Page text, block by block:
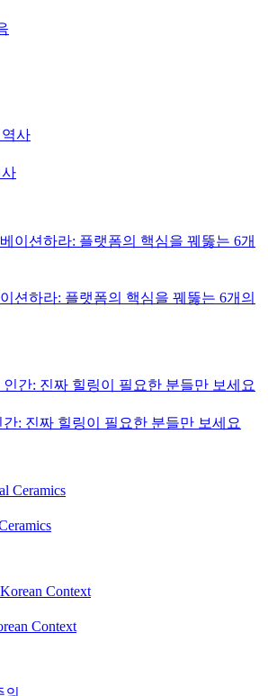
션하라: 플랫폼의 핵심을 꿰뚫는 6개의
: 진짜 힐링이 필요한 분들만 보세요
Context